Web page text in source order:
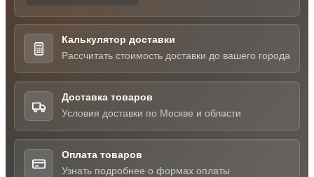
Калькулятор доставки
Рассчитать стоимость доставки до вашего города
Доставка товаров
Условия доставки по Москве и области
Оплата товаров
Узнать подробнее о формах оплаты